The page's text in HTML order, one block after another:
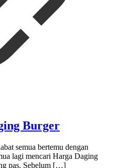
Burger
semua bertemu dengan
lagi mencari Harga Daging
pas. Sebelum […]